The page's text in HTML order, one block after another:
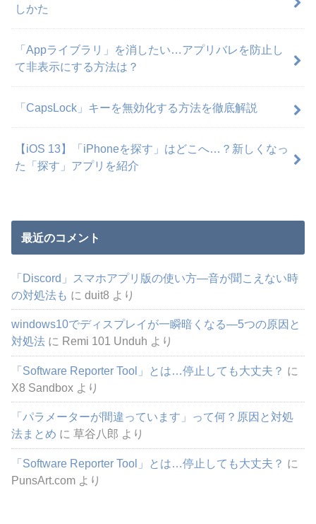
しかた
「Appライブラリ」を消したい…アプリバレを防止し
て非表示にする方法は？
「CapsLock」キーを無効化する方法を徹底解説
【iOS 13】「iPhoneを探す」はどこへ…？新しくなっ
た「探す」アプリを紹介
最近のコメント
「Discord」スマホアプリ版の使い方―音が聞こえない時
の対処法も にduit8 より
windows10でディスプレイが一瞬暗くなる―5つの原因と
対処法 に Remi 101 Unduh より
「Software Reporter Tool」とは…停止しても大丈夫？ に
X8 Sandbox より
「パラメーターが間違っています」って何？原因と対処
法まとめ に草谷八郎 より
「Software Reporter Tool」とは…停止しても大丈夫？ に
PunsArt.com より